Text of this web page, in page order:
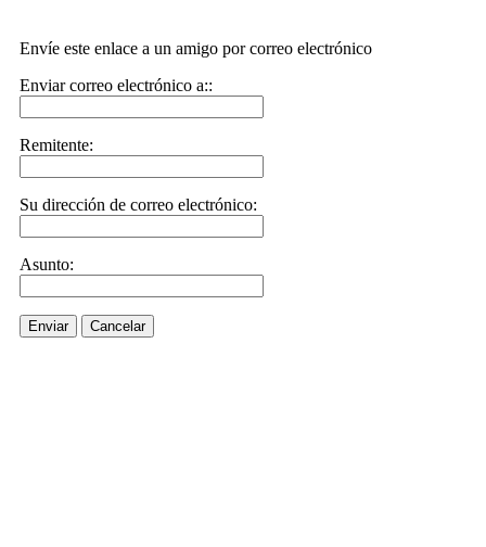
Envíe este enlace a un amigo por correo electrónico
Enviar correo electrónico a::
Remitente:
Su dirección de correo electrónico:
Asunto:
Enviar Cancelar